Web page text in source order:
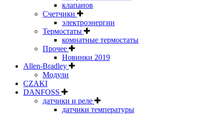
клапанов
Счетчики
электроэнергии
Термостаты
комнатные термостаты
Прочее
Новинки 2019
Allen-Bradley
Модули
CZAKI
DANFOSS
датчики и реле
датчики температуры